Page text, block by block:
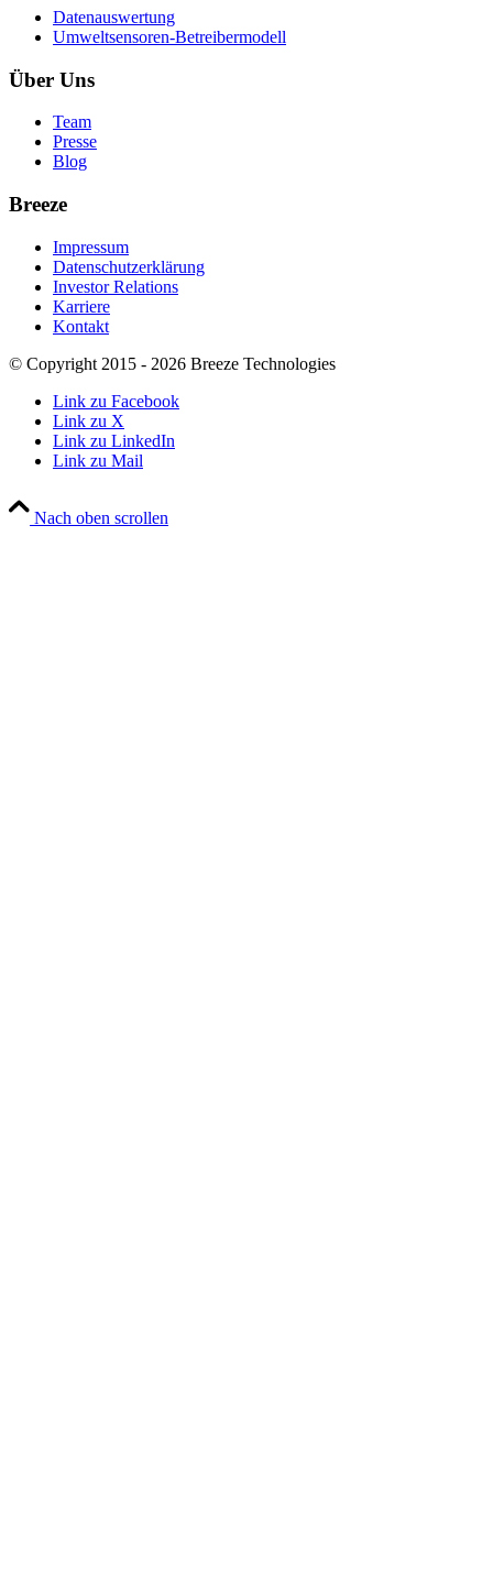
Datenauswertung
Umweltsensoren-Betreibermodell
Über Uns
Team
Presse
Blog
Breeze
Impressum
Datenschutzerklärung
Investor Relations
Karriere
Kontakt
© Copyright 2015 - 2026 Breeze Technologies
Link zu Facebook
Link zu X
Link zu LinkedIn
Link zu Mail
Nach oben scrollen